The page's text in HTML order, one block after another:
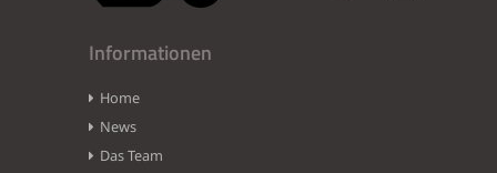
Informationen
Home
News
Das Team